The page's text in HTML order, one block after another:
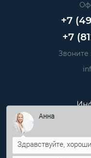
+7
+7
Звоните
Анна